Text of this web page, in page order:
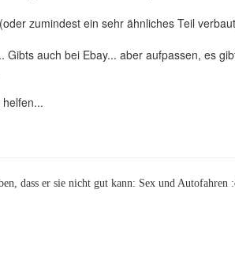
zumindest ein sehr ähnliches Teil
Gibts auch bei Ebay... aber aufpassen, es
dass er sie nicht gut kann: Sex und Autofahren